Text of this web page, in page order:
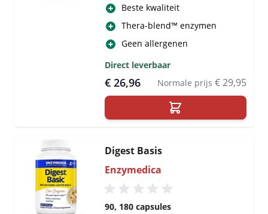
Beste kwaliteit
Thera-blend™ enzymen
Geen allergenen
Direct leverbaar
€ 26,96 Normale prijs € 29,95
Digest Basis
Enzymedica
90, 180 capsules